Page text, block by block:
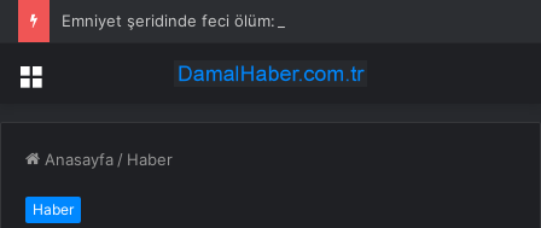
Menü
Anasayfa / Haber
Haber